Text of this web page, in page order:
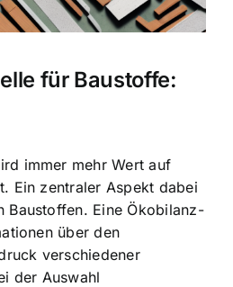
für Baustoffe:
immer mehr Wert auf
Ein zentraler Aspekt dabei
Baustoffen. Eine Ökobilanz-
über den
verschiedener
der Auswahl